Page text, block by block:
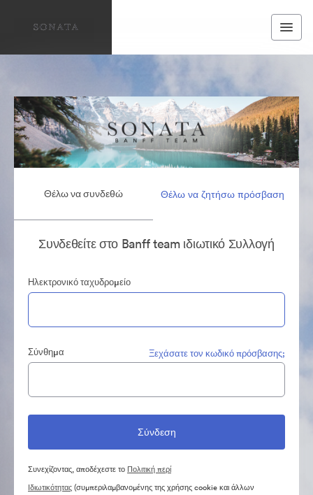
Θέλω να συνδεθώ Θέλω να ζητήσω πρόσβαση
Συνδεθείτε στο Banff team ιδιωτικό Συλλογή
Ηλεκτρονικό ταχυδρομείο
Σύνθημα Ξεχάσατε τον κωδικό πρόσβασης;
Συνεχίζοντας, αποδέχεστε το Πολιτική περί
Ιδιωτικότητας(συμπεριλαμβανομένης της χρήσης cookie και άλλων